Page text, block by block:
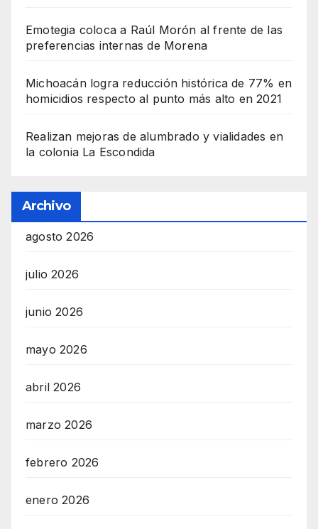
Emotegia coloca a Raúl Morón al frente de las
preferencias internas de Morena
Michoacán logra reducción histórica de 77% en
homicidios respecto al punto más alto en 2021
Realizan mejoras de alumbrado y vialidades en
la colonia La Escondida
Archivo
agosto 2026
julio 2026
junio 2026
mayo 2026
abril 2026
marzo 2026
febrero 2026
enero 2026